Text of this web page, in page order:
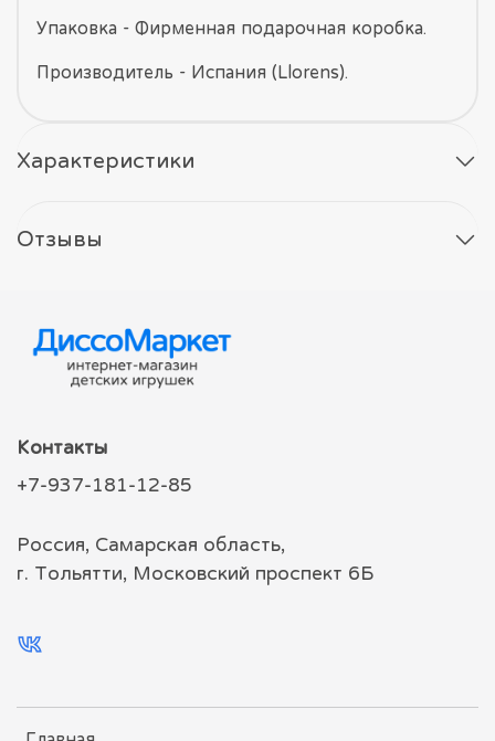
Упаковка - Фирменная подарочная коробка.
Производитель - Испания (Llorens).
Характеристики
Отзывы
Контакты
+7-937-181-12-85
Россия, Самарская область,
г. Тольятти, Московский проспект 6Б